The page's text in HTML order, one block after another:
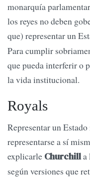
monarquía
los reyes no deben
que) representar un
Para cumplir
que pueda interferir o
la vida institucional.
Royals
Representar un
representarse a sí
explicarle Churchilla
según versiones que